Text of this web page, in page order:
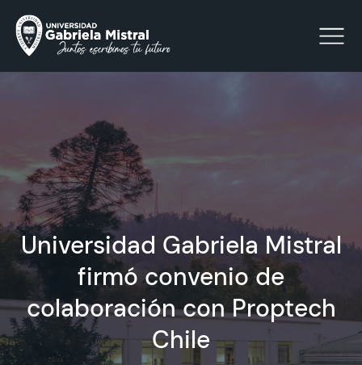
La Universidad
Facultades y Escuelas
Vinculación con el Medio
Investigación
Acreditación
Universidad Gabriela Mistral
firmó convenio de
colaboración con Proptech
Chile